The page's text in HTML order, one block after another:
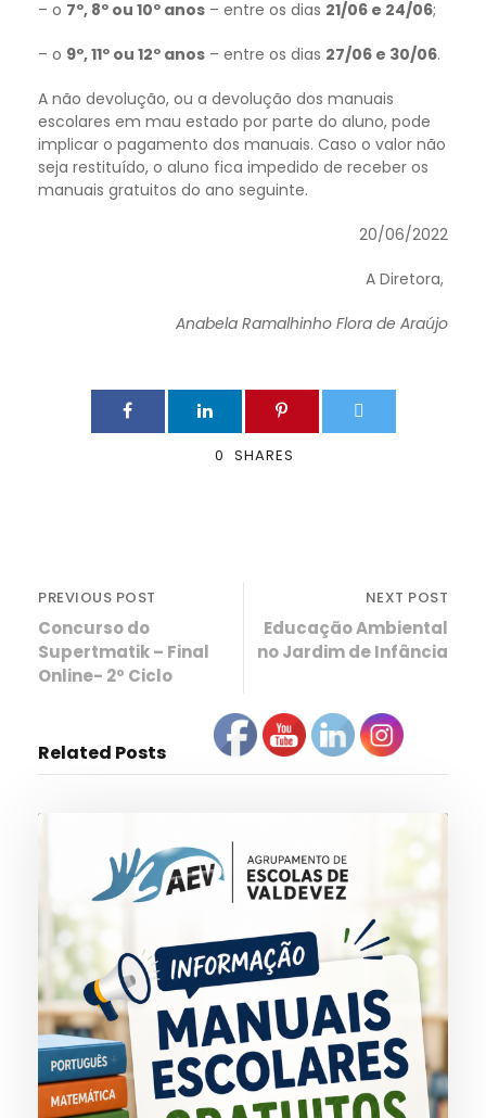
– o 7º, 8º ou 10º anos – entre os dias 21/06 e 24/06;
– o 9º, 11º ou 12º anos – entre os dias 27/06 e 30/06.
A não devolução, ou a devolução dos manuais
escolares em mau estado por parte do aluno, pode
implicar o pagamento dos manuais. Caso o valor não
seja restituído, o aluno fica impedido de receber os
manuais gratuitos do ano seguinte.
20/06/2022
A Diretora,
Anabela Ramalhinho Flora de Araújo
0 SHARES
PREVIOUS POST
Concurso do
Supertmatik – Final
Online- 2º Ciclo
NEXT POST
Educação Ambiental
no Jardim de Infância
Related Posts